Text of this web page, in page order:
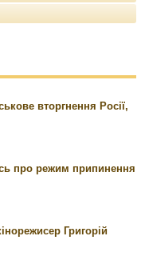
вторгнення Росії,
про режим припинення
Григорій